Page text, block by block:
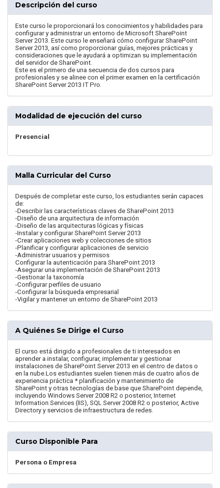
Descripción del curso
Este curso le proporcionará los conocimientos y habilidades para
configurar y administrar un entorno de Microsoft SharePoint
Server 2013. Este curso le enseñará cómo configurar SharePoint
Server 2013, así como proporcionar guías, mejores prácticas y
consideraciones que le ayudará a optimizan su implementación
del servidor de SharePoint.
Este es el primero de una secuencia de dos cursos para
profesionales y se alinee con el primer examen en la certificación
SharePoint Server 2013 IT Pro.
Modalidad de ejecución del curso
Presencial
Malla Curricular del Curso
Después de completar este curso, los estudiantes serán capaces
de:
-Describir las características claves de SharePoint 2013
-Diseño de una arquitectura de información
-Diseño de las arquitecturas lógicas y físicas
-Instalar y configurar SharePoint Server 2013
-Crear aplicaciones web y colecciones de sitios
-Planificar y configurar aplicaciones de servicio
-Administrar usuarios y permisos
Configurar la autenticación para SharePoint 2013
-Asegurar una implementación de SharePoint 2013
-Gestionar la taxonomía
-Configurar perfiles de usuario
-Configurar la búsqueda empresarial
-Vigilar y mantener un entorno de SharePoint 2013
A Quiénes Se Dirige el Curso
El curso está dirigido a profesionales de ti interesados en
aprender a instalar, configurar, implementar y gestionar
instalaciones de SharePoint Server 2013 en el centro de datos o
en la nube.Los estudiantes suelen tienen más de cuatro años de
experiencia práctica * planificación y mantenimiento de
SharePoint y otras tecnologías de base que SharePoint depende,
incluyendo Windows Server 2008 R2 o posterior, Internet
Information Services (IIS), SQL Server 2008 R2 o posterior, Active
Directory y servicios de infraestructura de redes.
Curso Disponible Para
Persona o Empresa